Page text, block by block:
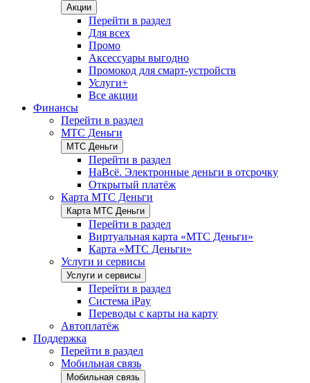
Акции
Перейти в раздел
Для всех
Промо
Аксессуары выгодно
Промокод для смарт-устройств
Услуги+
Все акции
Финансы
Перейти в раздел
МТС Деньги
МТС Деньги
Перейти в раздел
НаВсё. Электронные деньги в отсрочку
Открытый платёж
Карта МТС Деньги
Карта МТС Деньги
Перейти в раздел
Виртуальная карта «МТС Деньги»
Карта «МТС Деньги»
Услуги и сервисы
Услуги и сервисы
Перейти в раздел
Система iPay
Переводы с карты на карту
Автоплатёж
Поддержка
Перейти в раздел
Мобильная связь
Мобильная связь